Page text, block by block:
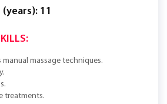
11
massage techniques.
treatments.